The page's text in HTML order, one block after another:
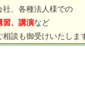
、各種法人様での
習、講演など
談も御受けいたしま